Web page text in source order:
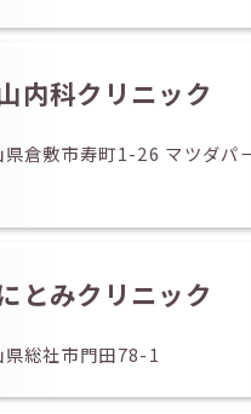
内科クリニック
県倉敷市寿町1-26 マツダパ
とみクリニック
県総社市門田78-1